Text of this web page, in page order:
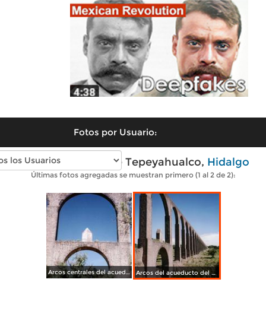
Fotos por Usuario:
Fotos modernas de Tepeyahualco, Hidalgo
Últimas fotos agregadas se muestran primero (1 al 2 de 2):
Arcos centrales del acueducto del Padre Tembleque. Tepeyahualco. 2004 Arcos del acueducto del Padre Tembleque. Tepeyahualco, Hidalgo